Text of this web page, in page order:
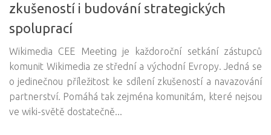
zkušeností i budování strategických
spoluprací
Wikimedia CEE Meeting je každoroční setkání zástupců
komunit Wikimedia ze střední a východní Evropy. Jedná se
o jedinečnou příležitost ke sdílení zkušeností a navazování
partnerství. Pomáhá tak zejména komunitám, které nejsou
ve wiki-světě dostatečně...